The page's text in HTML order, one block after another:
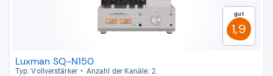
Gut
1,9
Luxman SQ-N150
Typ: Voll­ver­stär­ker
Anzahl der Kanäle: 2